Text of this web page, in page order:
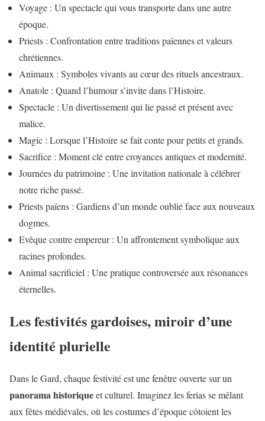
Voyage : Un spectacle qui vous transporte dans une autre
époque.
Priests : Confrontation entre traditions païennes et valeurs
chrétiennes.
Animaux : Symboles vivants au cœur des rituels ancestraux.
Anatole : Quand l’humour s’invite dans l’Histoire.
Spectacle : Un divertissement qui lie passé et présent avec
malice.
Magic : Lorsque l’Histoire se fait conte pour petits et grands.
Sacrifice : Moment clé entre croyances antiques et modernité.
Journées du patrimoine : Une invitation nationale à célébrer
notre riche passé.
Priests païens : Gardiens d’un monde oublié face aux nouveaux
dogmes.
Evêque contre empereur : Un affrontement symbolique aux
racines profondes.
Animal sacrificiel : Une pratique controversée aux résonances
éternelles.
Les festivités gardoises, miroir d’une
identité plurielle
Dans le Gard, chaque festivité est une fenêtre ouverte sur un
panorama historiqueet culturel. Imaginez les ferias se mêlant
aux fêtes médiévales, où les costumes d’époque côtoient les